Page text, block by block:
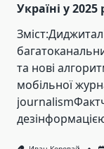
Україні у 2025
та нові
мобільної